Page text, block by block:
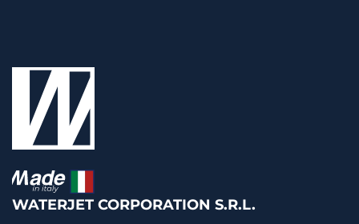
WATERJET CORPORATION S.R.L.